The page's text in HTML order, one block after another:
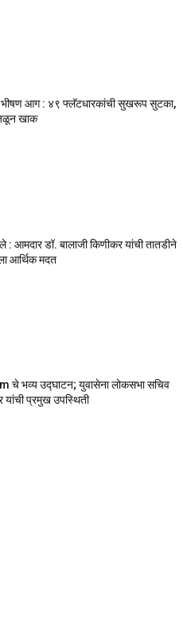
भीषण आग : ४९ फ्लॅटधारकांची सुखरूप सुटका,
खाक
आमदार डॉ. बालाजी किणीकर यांची तातडीने
आर्थिक मदत
चे भव्य उद्घाटन; युवासेना लोकसभा सचिव
यांची प्रमुख उपस्थिती